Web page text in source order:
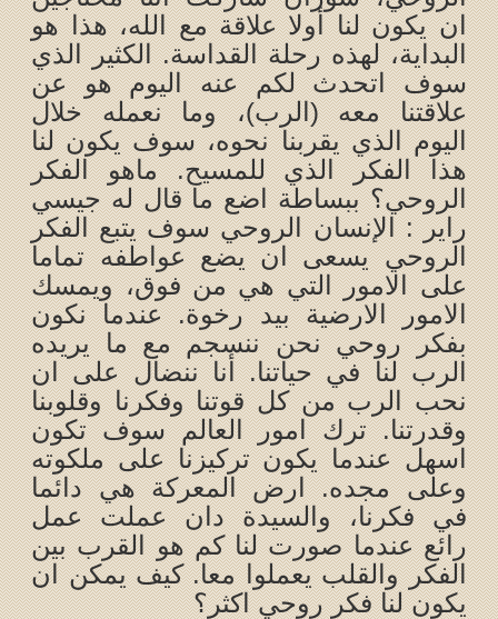
ان يكون لنا أولا علاقة مع الله، هذا هو
البداية، لهذه رحلة القداسة. الكثير الذي
سوف اتحدث لكم عنه اليوم هو عن
علاقتنا معه (الرب)، وما نعمله خلال
اليوم الذي يقربنا نحوه، سوف يكون لنا
هذا الفكر الذي للمسيح. ماهو الفكر
الروحي؟ ببساطة اضع ما قال له جيسي
راير : الإنسان الروحي سوف يتبع الفكر
الروحي يسعى ان يضع عواطفه تماما
على الامور التي هي من فوق، ويمسك
الامور الارضية بيد رخوة. عندما نكون
بفكر روحي نحن ننسجم مع ما يريده
الرب لنا في حياتنا. أنا ننضال على ان
نحب الرب من كل قوتنا وفكرنا وقلوبنا
وقدرتنا. ترك امور العالم سوف تكون
اسهل عندما يكون تركيزنا على ملكوته
وعلى مجده. ارض المعركة هي دائما
في فكرنا، والسيدة دان عملت عمل
رائع عندما صورت لنا كم هو القرب بين
الفكر والقلب يعملوا معا. كيف يمكن ان
يكون لنا فكر روحي اكثر؟